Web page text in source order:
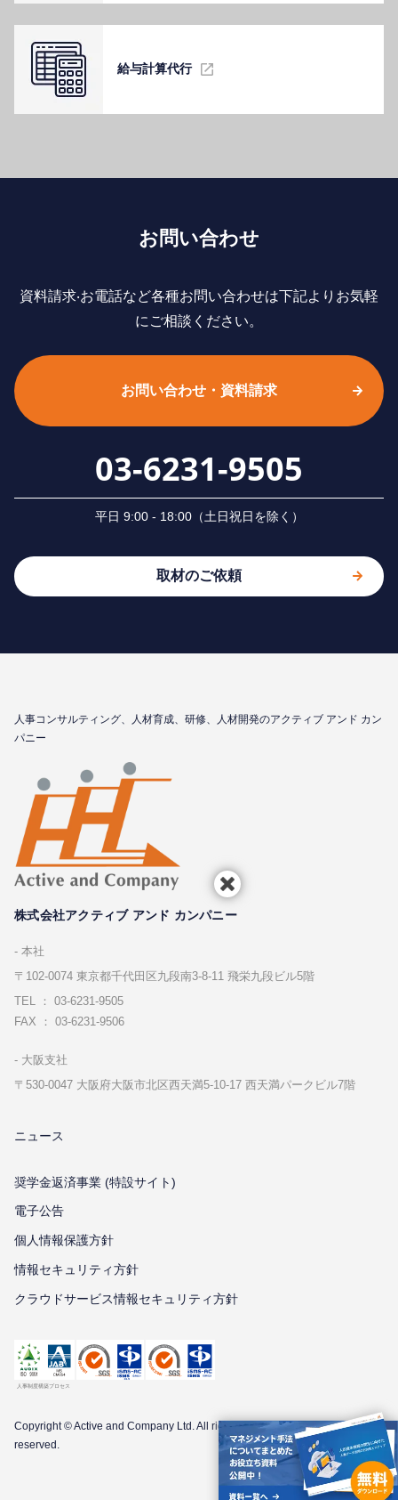
給与計算代⾏
お問い合わせ
資料請求‧お電話など各種お問い合わせは下記よりお気軽
にご相談ください。
お問い合わせ・資料請求
03-6231-9505
平⽇ 9:00 - 18:00（⼟⽇祝⽇を除く）
取材のご依頼
⼈事コンサルティング、⼈材育成、研修、⼈材開発のアクティブ アンド カン
パニー
株式会社アクティブ アンド カンパニー
本社
〒102-0074 東京都千代⽥区九段南3-8-11 飛栄九段ビル5階
TEL ： 03-6231-9505
FAX ： 03-6231-9506
⼤阪⽀社
〒530-0047 ⼤阪府⼤阪市北区⻄天満5-10-17 ⻄天満パークビル7階
ニュース
奨学金返済事業 (特設サイト)
電子公告
個⼈情報保護⽅針
情報セキュリティ⽅針
クラウドサービス情報セキュリティ方針
Copyright © Active and Company Ltd. All rights
reserved.